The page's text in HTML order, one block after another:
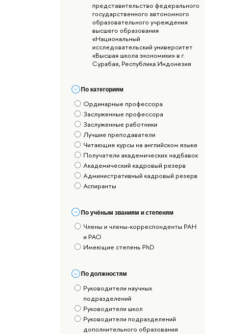
представительство федерального
государственного автономного
образовательного учреждения
высшего образования
«Национальный
исследовательский университет
«Высшая школа экономики» в г.
Сурабая, Республика Индонезия
По категориям
Ординарные профессора
Заслуженные профессора
Заслуженные работники
Лучшие преподаватели
Читающие курсы на английском языке
Получатели академических надбавок
Академический кадровый резерв
Административный кадровый резерв
Аспиранты
По учёным званиям и степеням
Члены и члены-корреспонденты РАН
и РАО
Имеющие степень PhD
По должностям
Руководители научных
подразделений
Руководители школ
Руководители подразделений
дополнительного образования